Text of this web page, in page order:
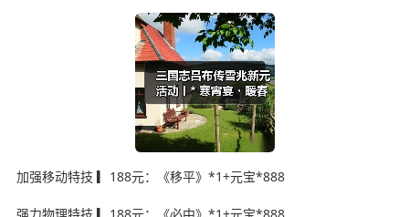
加强移动特技 ▎188元：《移平》*1+元宝*888